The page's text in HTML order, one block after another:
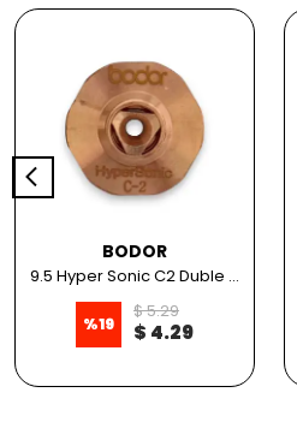
BODOR
9.5 Hyper Sonic C2 Duble Bodor Nuzzle
%19
$ 5.29
$ 4.29